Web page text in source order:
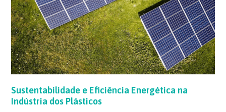
Sustentabilidade e Eficiência Energética na
Indústria dos Plásticos
Indústria
dos
Plásticos